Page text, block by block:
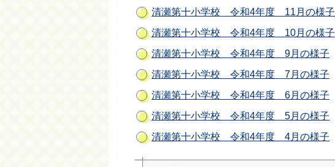
清瀬第十小学校 令和4年度 11月の様子
清瀬第十小学校 令和4年度 10月の様子
清瀬第十小学校 令和4年度 9月の様子
清瀬第十小学校 令和4年度 7月の様子
清瀬第十小学校 令和4年度 6月の様子
清瀬第十小学校 令和4年度 5月の様子
清瀬第十小学校 令和4年度 4月の様子